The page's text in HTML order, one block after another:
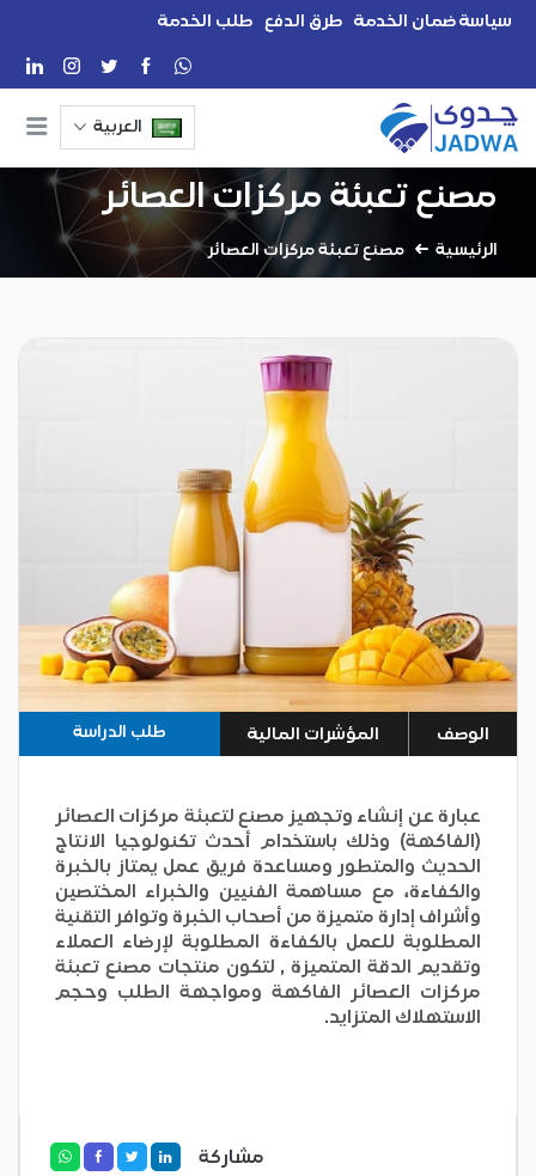
سياسة ضمان الخدمة طرق الدفع طلب الخدمة
العربية
مصنع تعبئة مركزات العصائر
الرئيسية مصنع تعبئة مركزات العصائر
الوصف المؤشرات المالية طلب الدراسة
عبارة عن إنشاء وتجهيز مصنع لتعبئة مركزات العصائر
(الفاكهة) وذلك باستخدام أحدث تكنولوجيا الانتاج
الحديث والمتطور ومساعدة فريق عمل يمتاز بالخبرة
والكفاءة، مع مساهمة الفنيين والخبراء المختصين
وأشراف إدارة متميزة من أصحاب الخبرة وتوافر التقنية
المطلوبة للعمل بالكفاءة المطلوبة لإرضاء العملاء
وتقديم الدقة المتميزة , لتكون منتجات مصنع تعبئة
مركزات العصائر الفاكهة ومواجهة الطلب وحجم
الاستهلاك المتزايد.
مشاركة